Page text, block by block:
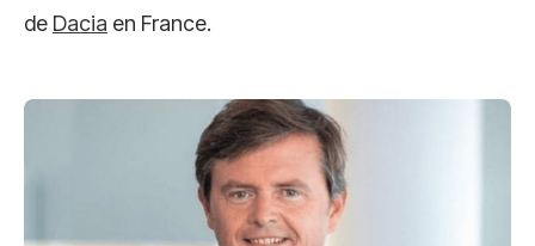
de Dacia en France.